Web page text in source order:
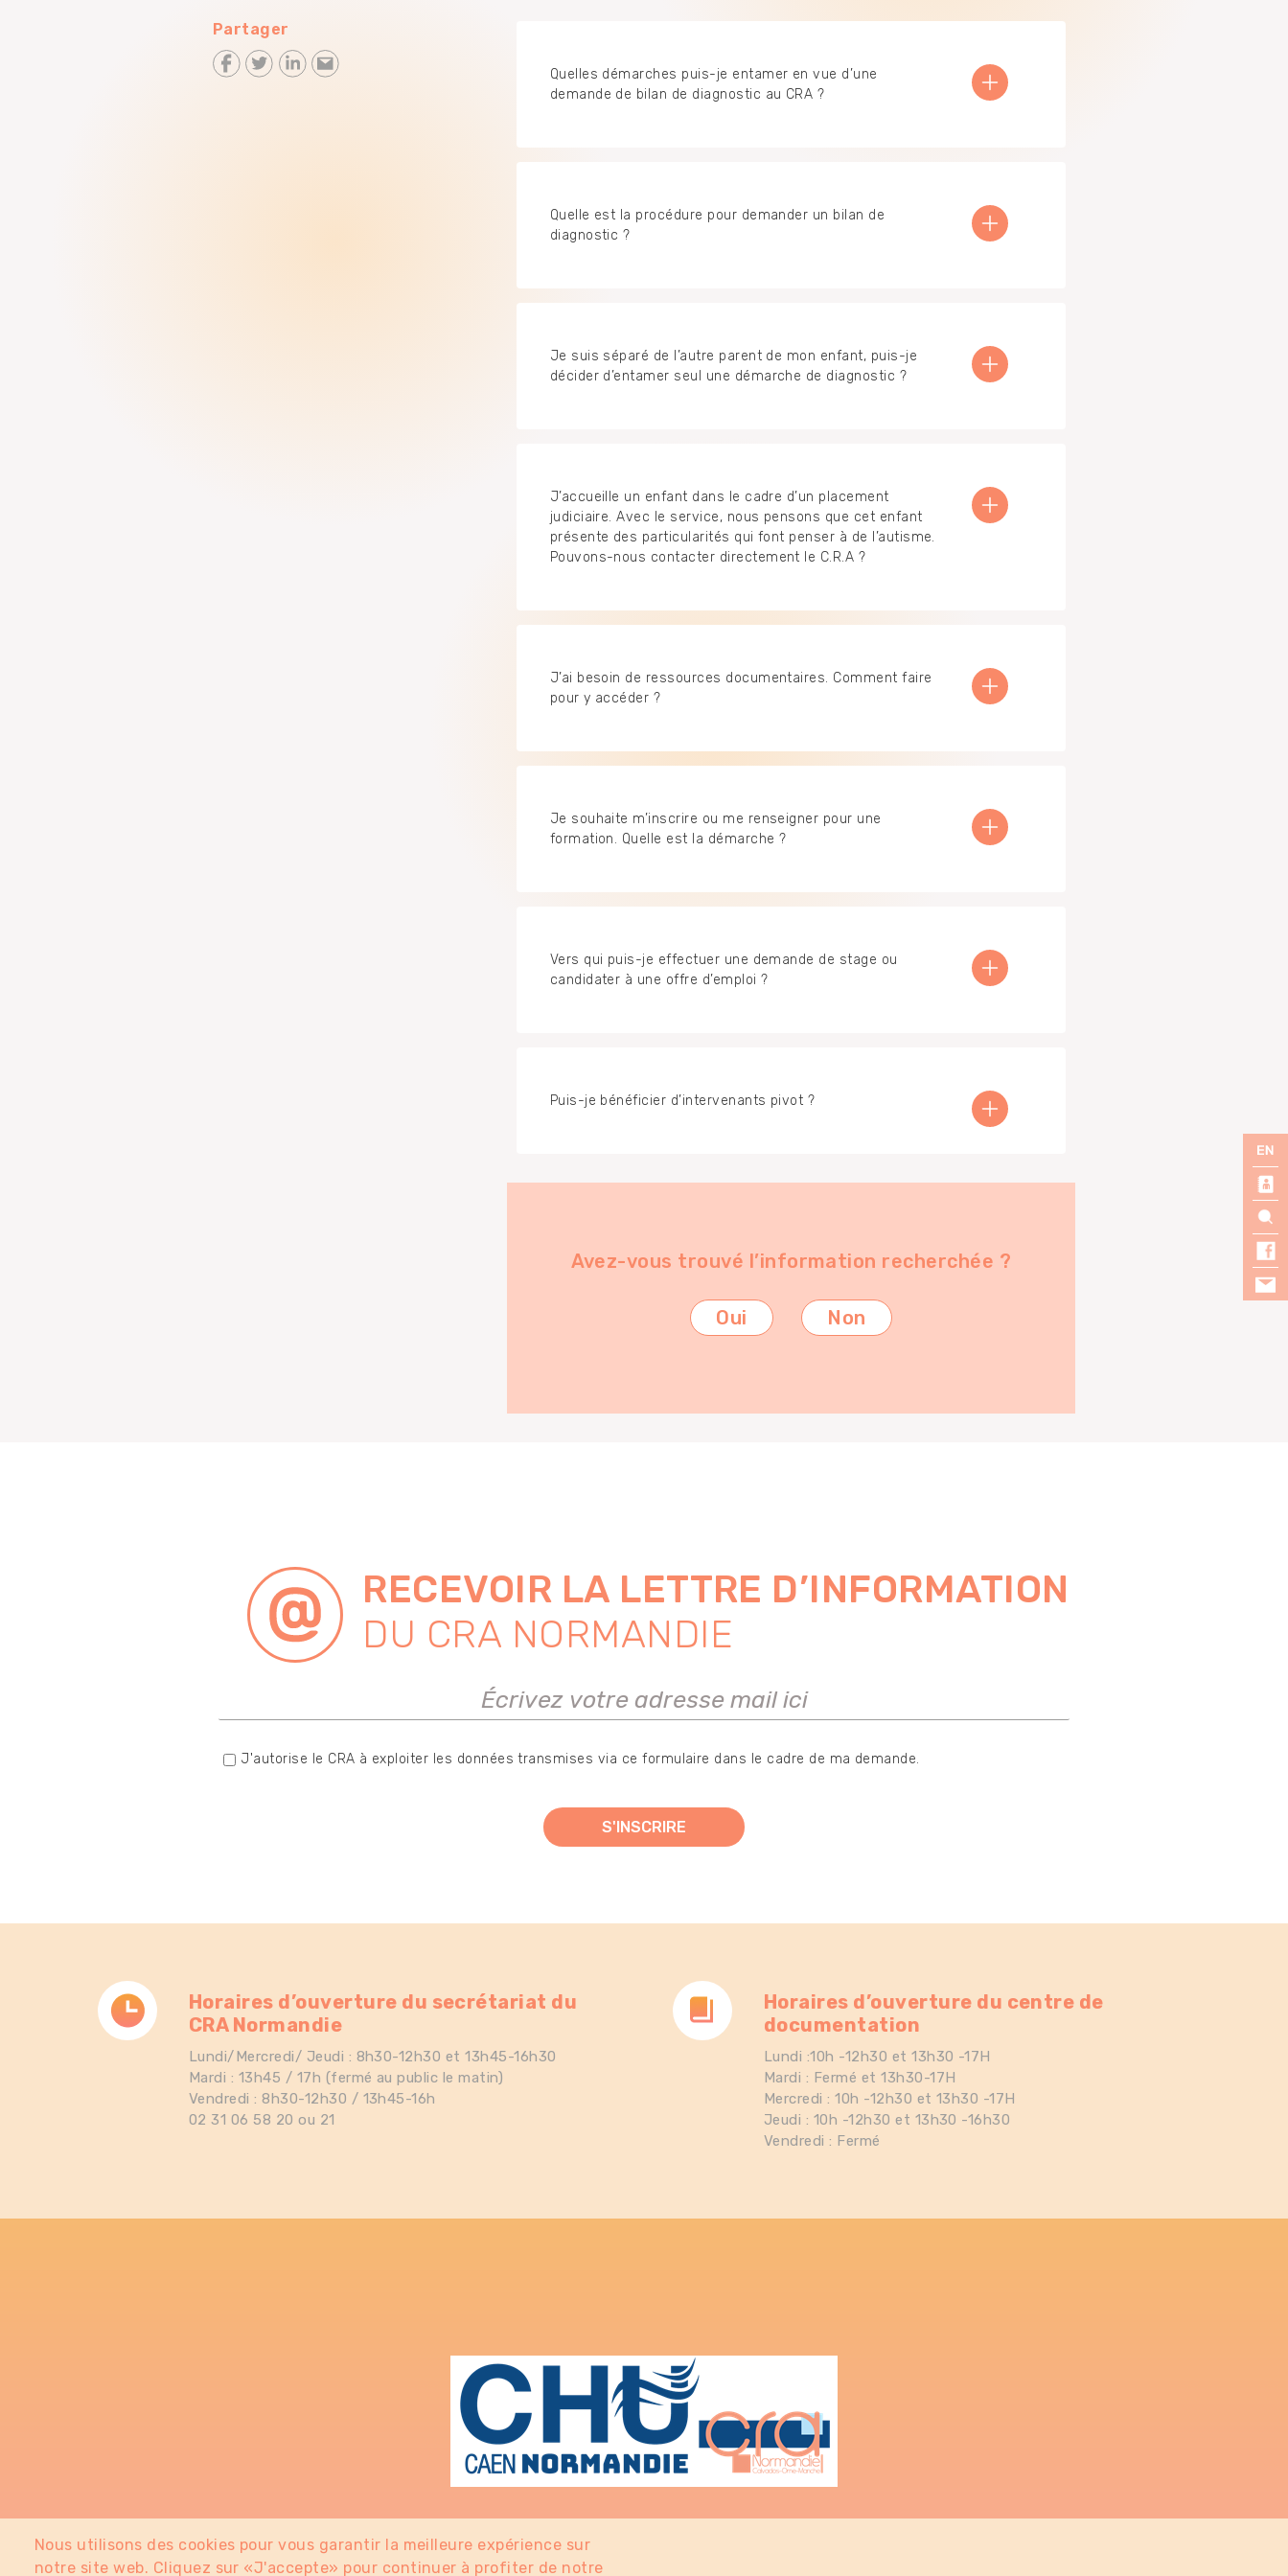
Quelles démarches puis-je entamer en vue d’une
demande de bilan de diagnostic au CRA ?
Quelle est la procédure pour demander un bilan de
diagnostic ?
Je suis séparé de l’autre parent de mon enfant, puis-je
décider d’entamer seul une démarche de diagnostic ?
J’accueille un enfant dans le cadre d’un placement
judiciaire. Avec le service, nous pensons que cet enfant
présente des particularités qui font penser à de l’autisme.
Pouvons-nous contacter directement le C.R.A ?
J’ai besoin de ressources documentaires. Comment faire
pour y accéder ?
Je souhaite m’inscrire ou me renseigner pour une
formation. Quelle est la démarche ?
Vers qui puis-je effectuer une demande de stage ou
candidater à une offre d’emploi ?
Puis-je bénéficier d’intervenants pivot ?
Avez-vous trouvé l’information recherchée ?
Oui Non
Partager
RECEVOIR LA LETTRE D’INFORMATION
DU CRA NORMANDIE
J'autorise le CRA à exploiter les données transmises via ce formulaire dans le cadre de ma demande.
Horaires d’ouverture du secrétariat du
CRA Normandie
Lundi/Mercredi/ Jeudi : 8h30-12h30 et 13h45-16h30
Mardi : 13h45 / 17h (fermé au public le matin)
Vendredi : 8h30-12h30 / 13h45-16h
02 31 06 58 20 ou 21
Horaires d’ouverture du centre de
documentation
Lundi :10h -12h30 et 13h30 -17H
Mardi : Fermé et 13h30-17H
Mercredi : 10h -12h30 et 13h30 -17H
Jeudi : 10h -12h30 et 13h30 -16h30
Vendredi : Fermé
Nous utilisons des cookies pour vous garantir la meilleure expérience sur
notre site web. Cliquez sur «J'accepte» pour continuer à profiter de notre